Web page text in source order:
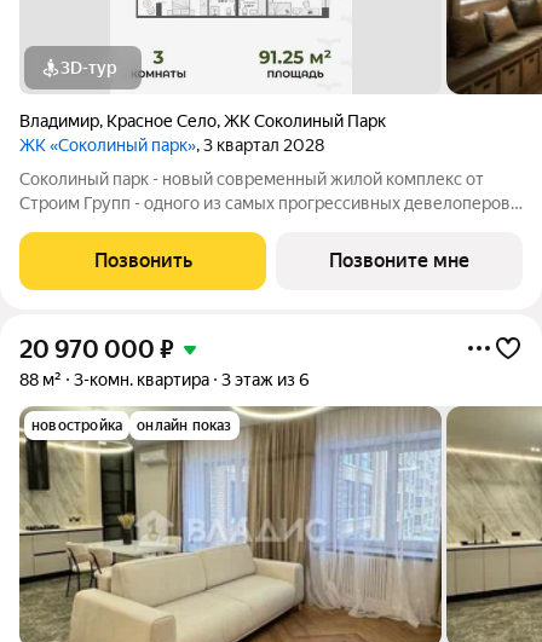
3D-тур
Владимир, Красное Село,ЖК Соколиный Парк
ЖК «Соколиный парк», 3 квартал 2028
Соколиный парк - новый современный жилой комплекс от
Строим Групп - одного из самых прогрессивных девелоперов
города Владимир, в непосредственной близости от новой
транспортной артерии города -
Позвонить Позвоните мне
20 970 000 ₽
88 м² 3-комн. квартира 3 этаж из 6
новостройка онлайн показ